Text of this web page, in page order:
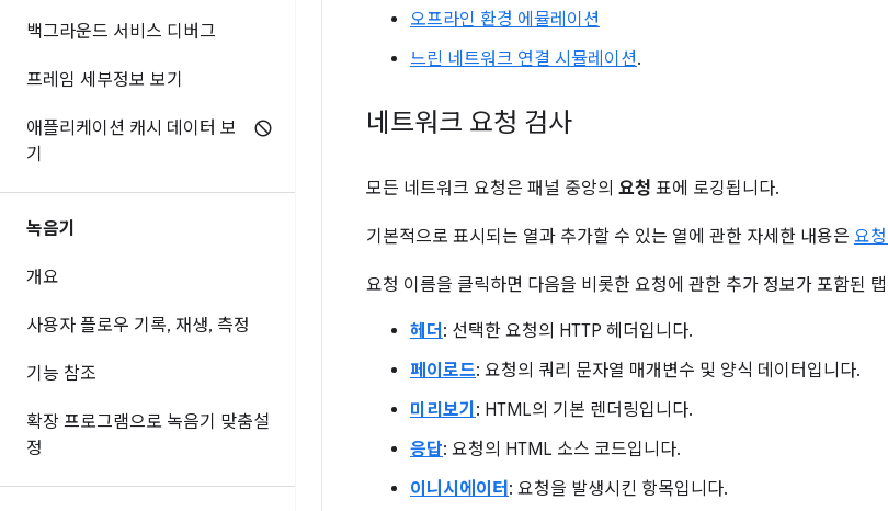
백그라운드 서비스 디버그
프레임 세부정보 보기
애플리케이션 캐시 데이터 보
기
녹음기
개요
사용자 플로우 기록, 재생, 측정
기능 참조
확장 프로그램으로 녹음기 맞춤설
정
오프라인 환경 에뮬레이션
느린 네트워크 연결 시뮬레이션.
네트워크 요청 검사
모든 네트워크 요청은 패널 중앙의 요청 표에 로깅됩니다.
기본적으로 표시되는 열과 추가할 수 있는 열에 관한 자세한 내용은 요
요청 이름을 클릭하면 다음을 비롯한 요청에 관한 추가 정보가 포함된
헤더 : 선택한 요청의 HTTP 헤더입니다.
페이로드: 요청의 쿼리 문자열 매개변수 및 양식 데이터입니다.
미리보기 : HTML의 기본 렌더링입니다.
응답: 요청의 HTML 소스 코드입니다.
이니시에이터 : 요청을 발생시킨 항목입니다.